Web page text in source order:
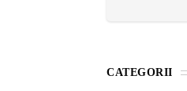
CATEGORII
STIRI